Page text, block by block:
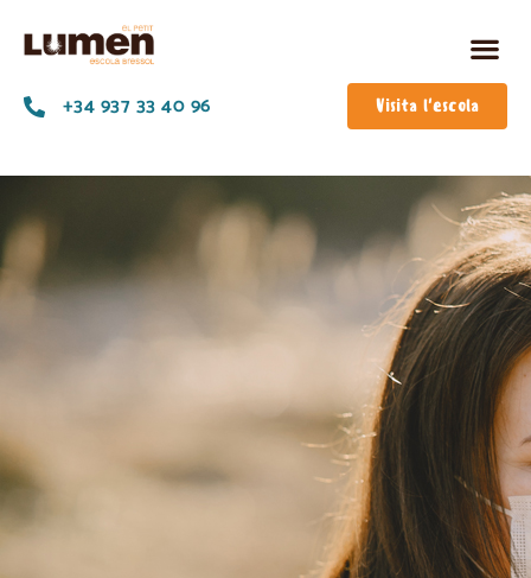
+34 937 33 40 96 Visita l'escola